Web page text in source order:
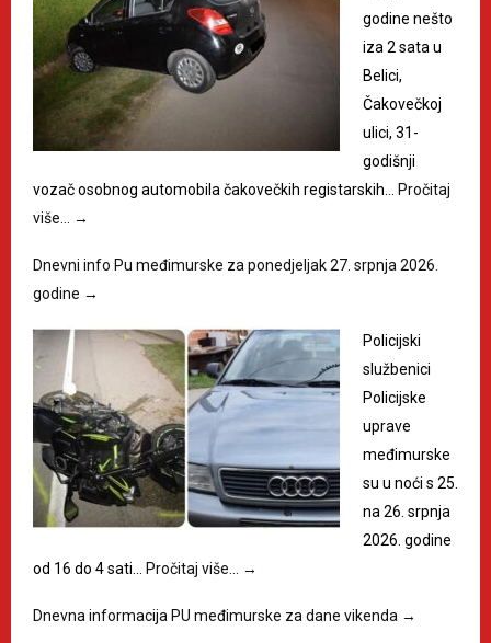
godine nešto
iza 2 sata u
Belici,
Čakovečkoj
ulici, 31-
godišnji
vozač osobnog automobila čakovečkih registarskih… Pročitaj
više…
→
Dnevni info Pu međimurske za ponedjeljak 27. srpnja 2026.
godine →
Policijski
službenici
Policijske
uprave
međimurske
su u noći s 25.
na 26. srpnja
2026. godine
od 16 do 4 sati… Pročitaj više… →
Dnevna informacija PU međimurske za dane vikenda →